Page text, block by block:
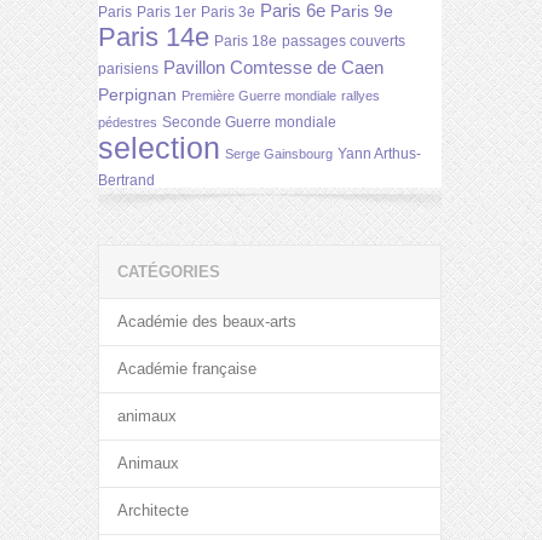
Paris Paris 1er Paris 3e Paris 6e Paris 9e
Paris 14e Paris 18e passages couverts
parisiens Pavillon Comtesse de Caen
Perpignan Première Guerre mondiale rallyes
pédestres Seconde Guerre mondiale
selection Serge Gainsbourg Yann Arthus-
Bertrand
CATÉGORIES
Académie des beaux-arts
Académie française
animaux
Animaux
Architecte